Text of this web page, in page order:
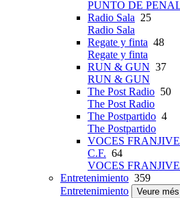
PUNTO DE
Radio Sala 25
Radio Sala
Regate y finta 48
Regate y finta
RUN & GUN 37
RUN & GUN
The Post Radio 50
The Post Radio
The Postpartido 4
The Postpartido
VOCES
C.F. 64
VOCES
Entretenimiento 359
Entretenimiento
Veure més